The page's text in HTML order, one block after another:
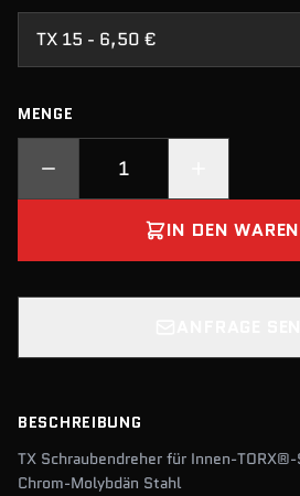
TX 15 - 6,50 €
MENGE
IN DEN
BESCHREIBUNG
TX Schraubendreher für Innen-TORX®-
Chrom-Molybdän Stahl